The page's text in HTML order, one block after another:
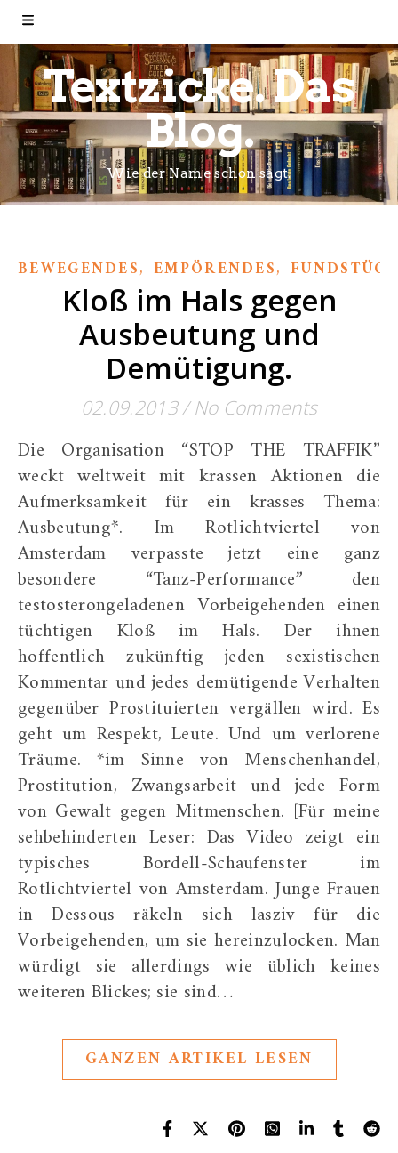
Textzicke. Das
Blog.
Wie der Name schon sagt.
BEWEGENDES, EMPÖRENDES,
Kloß im Hals gegen
Ausbeutung und
Demütigung.
02.09.2013/ No Comments
Die Organisation “STOP THE TRAFFIK”
weckt weltweit mit krassen Aktionen die
Aufmerksamkeit für ein krasses Thema:
Ausbeutung*. Im Rotlichtviertel von
Amsterdam verpasste jetzt eine ganz
besondere “Tanz-Performance” den
testosterongeladenen Vorbeigehenden einen
tüchtigen Kloß im Hals. Der ihnen
hoffentlich zukünftig jeden sexistischen
Kommentar und jedes demütigende Verhalten
gegenüber Prostituierten vergällen wird. Es
geht um Respekt, Leute. Und um verlorene
Träume. *im Sinne von Menschenhandel,
Prostitution, Zwangsarbeit und jede Form
von Gewalt gegen Mitmenschen. [Für meine
sehbehinderten Leser: Das Video zeigt ein
typisches Bordell-Schaufenster im
Rotlichtviertel von Amsterdam. Junge Frauen
in Dessous räkeln sich lasziv für die
Vorbeigehenden, um sie hereinzulocken. Man
würdigt sie allerdings wie üblich keines
weiteren Blickes; sie sind…
GANZEN ARTIKEL LESEN